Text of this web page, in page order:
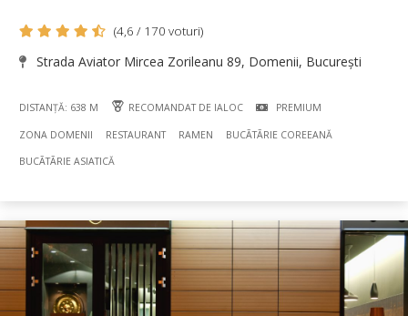
(4,6 / 170 voturi)
Strada Aviator Mircea Zorileanu 89, Domenii, București
DISTANȚĂ: 638 M RECOMANDAT DE IALOC PREMIUM
ZONA DOMENII RESTAURANT RAMEN BUCÃTÃRIE COREEANĂ
BUCÃTÃRIE ASIATICĂ